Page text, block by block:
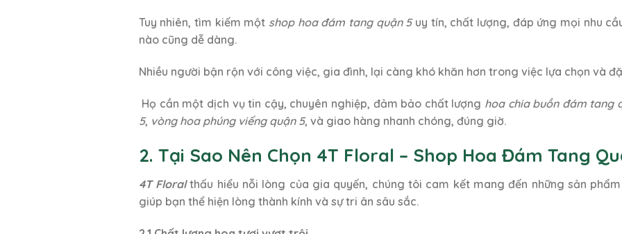
Tuy nhiên, tìm kiếm một shop hoa đám tang quận 5uy tín, chất lượng, đáp ứng mọi nhu
nào cũng dễ dàng.
Nhiều người bận rộn với công việc, gia đình, lại càng khó khăn hơn trong việc lựa chọn và
Họ cần một dịch vụ tin cậy, chuyên nghiệp, đảm bảo chất lượng hoa chia buồn đám tang
5, vòng hoa phúng viếng quận 5, và giao hàng nhanh chóng, đúng giờ.
2. Tại Sao Nên Chọn 4T Floral – Shop Hoa Đám Tang
4T Floralthấu hiểu nỗi lòng của gia quyến, chúng tôi cam kết mang đến những sản
giúp bạn thể hiện lòng thành kính và sự tri ân sâu sắc.